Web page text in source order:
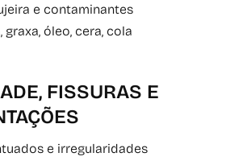
e contaminantes
graxa, óleo, cera, cola
FISSURAS E
e irregularidades